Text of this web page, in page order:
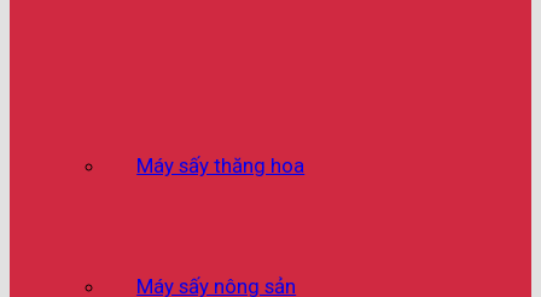
Máy sấy thăng hoa
Máy sấy nông sản